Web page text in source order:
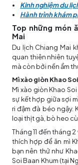
Kinh nghiệm du
Hành trình khám
Top những món
Mai
Du lịch Chiang Mai
quan thiên nhiên
mà còn bởi nền ẩm
Mì xào giòn Khao Soi
Mì xào giòn Khao
sự kết hợp giữa sợi
ri đậm đà béo ngậy.
loại thịt gà, bò heo
Tháng 11 đến tháng
thích hợp để ăn mì
bạn nên thử như
Soi Baan Khum (tại